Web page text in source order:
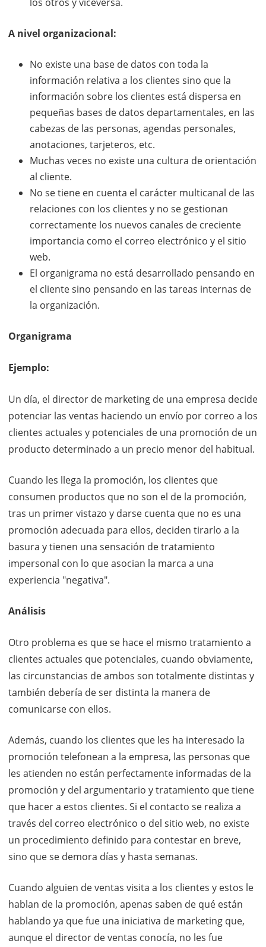
A nivel organizacional:
No existe una base de datos con toda la
información relativa a los clientes sino que la
información sobre los clientes está dispersa en
pequeñas bases de datos departamentales, en las
cabezas de las personas, agendas personales,
anotaciones, tarjeteros, etc.
Muchas veces no existe una cultura de orientación
al cliente.
No se tiene en cuenta el carácter multicanal de las
relaciones con los clientes y no se gestionan
correctamente los nuevos canales de creciente
importancia como el correo electrónico y el sitio
web.
El organigrama no está desarrollado pensando en
el cliente sino pensando en las tareas internas de
la organización.
Organigrama
Ejemplo:
Un día, el director de marketing de una empresa decide
potenciar las ventas haciendo un envío por correo a los
clientes actuales y potenciales de una promoción de un
producto determinado a un precio menor del habitual.
Cuando les llega la promoción, los clientes que
consumen productos que no son el de la promoción,
tras un primer vistazo y darse cuenta que no es una
promoción adecuada para ellos, deciden tirarlo a la
basura y tienen una sensación de tratamiento
impersonal con lo que asocian la marca a una
experiencia "negativa".
Análisis
Otro problema es que se hace el mismo tratamiento a
clientes actuales que potenciales, cuando obviamente,
las circunstancias de ambos son totalmente distintas y
también debería de ser distinta la manera de
comunicarse con ellos.
Además, cuando los clientes que les ha interesado la
promoción telefonean a la empresa, las personas que
les atienden no están perfectamente informadas de la
promoción y del argumentario y tratamiento que tiene
que hacer a estos clientes. Si el contacto se realiza a
través del correo electrónico o del sitio web, no existe
un procedimiento definido para contestar en breve,
sino que se demora días y hasta semanas.
Cuando alguien de ventas visita a los clientes y estos le
hablan de la promoción, apenas saben de qué están
hablando ya que fue una iniciativa de marketing que,
aunque el director de ventas conocía, no les fue